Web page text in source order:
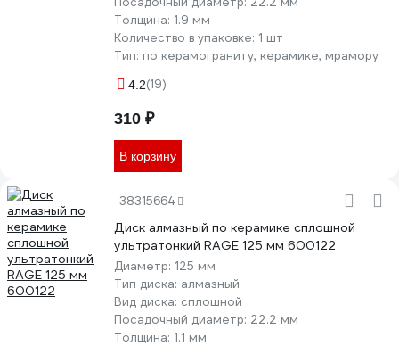
Толщина: 1.9 мм
Количество в упаковке: 1 шт
Тип: по керамограниту, керамике, мрамору
4.2(19)
310 ₽
В корзину
38315664
Диск алмазный по керамике сплошной
ультратонкий RAGE 125 мм 600122
Диаметр: 125 мм
Тип диска: алмазный
Вид диска: сплошной
Посадочный диаметр: 22.2 мм
Толщина: 1.1 мм